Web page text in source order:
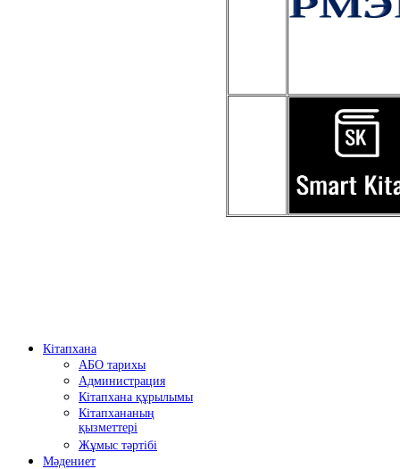
Кітапхана
АБО тарихы
Администрация
Кітапхана құрылымы
Кітапхананың
қызметтері
Жұмыс тәртібі
Мәдениет